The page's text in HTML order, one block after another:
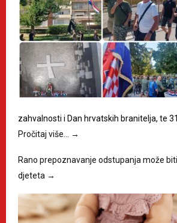
zahvalnosti i Dan hrvatskih branitelja, te
Pročitaj više…
→
Rano prepoznavanje odstupanja može
djeteta →